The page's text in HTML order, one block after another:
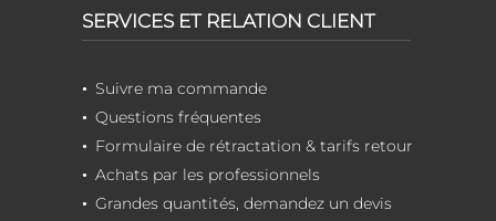
SERVICES ET RELATION CLIENT
Suivre ma commande
Questions fréquentes
Formulaire de rétractation & tarifs retour
Achats par les professionnels
Grandes quantités, demandez un devis